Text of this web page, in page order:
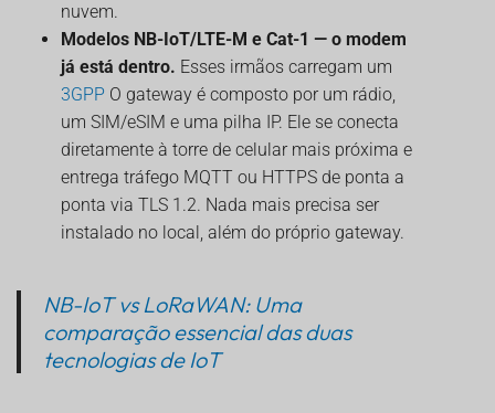
nuvem.
Modelos NB-IoT/LTE-M e Cat-1 — o modem
já está dentro. Esses irmãos carregam um
3GPP O gateway é composto por um rádio,
um SIM/eSIM e uma pilha IP. Ele se conecta
diretamente à torre de celular mais próxima e
entrega tráfego MQTT ou HTTPS de ponta a
ponta via TLS 1.2. Nada mais precisa ser
instalado no local, além do próprio gateway.
NB-IoT vs LoRaWAN: Uma
comparação essencial das duas
tecnologias de IoT